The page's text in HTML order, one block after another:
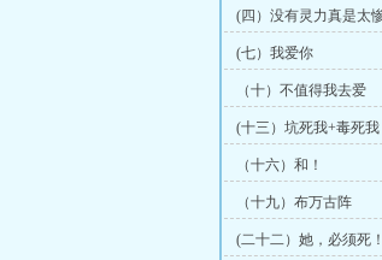
(四）没有灵力真是太
(七）我爱你
（十）不值得我去爱
(十三）坑死我+毒死我
（十六）和！
（十九）布万古阵
(二十二）她，必须死！